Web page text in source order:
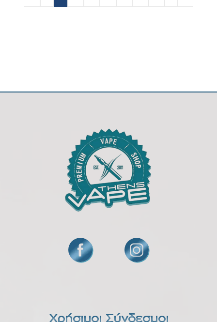
Χρήσιμοι Σύνδεσμοι